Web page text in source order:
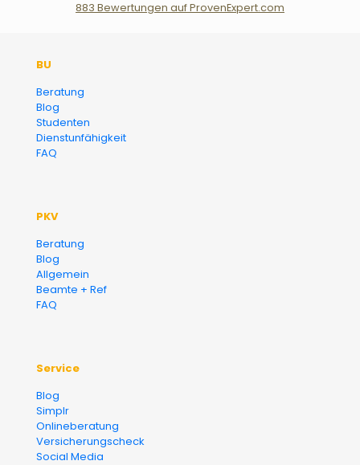
883 Bewertungen auf ProvenExpert.com
BU
Beratung
Blog
Studenten
Dienstunfähigkeit
FAQ
PKV
Beratung
Blog
Allgemein
Beamte + Ref
FAQ
Service
Blog
Simplr
Onlineberatung
Versicherungscheck
Social Media